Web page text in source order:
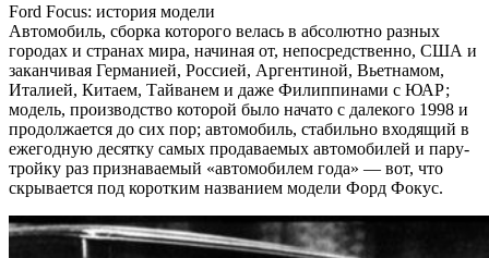
Ford Focus: история модели
Автомобиль, сборка которого велась в абсолютно разных
городах и странах мира, начиная от, непосредственно, США и
заканчивая Германией, Россией, Аргентиной, Вьетнамом,
Италией, Китаем, Тайванем и даже Филиппинами с ЮАР;
модель, производство которой было начато с далекого 1998 и
продолжается до сих пор; автомобиль, стабильно входящий в
ежегодную десятку самых продаваемых автомобилей и пару-
тройку раз признаваемый «автомобилем года» — вот, что
скрывается под коротким названием модели Форд Фокус.